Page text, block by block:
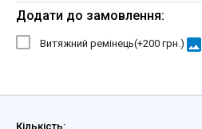
Додати до замовлення:
Витяжний ремінець(+200 грн.) image
Кількість: